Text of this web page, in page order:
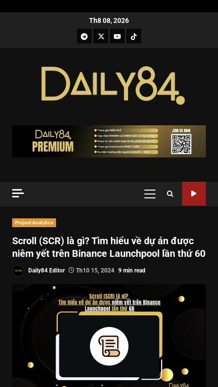
Th8 08, 2026
Project Analytics
Scroll (SCR) là gì? Tìm hiểu về dự án được
niêm yết trên Binance Launchpool lần thứ 60
Daily84 Editor Th10 15, 2024 9 min read